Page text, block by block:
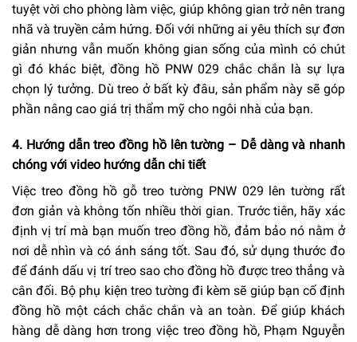
tuyệt vời cho phòng làm việc, giúp không gian trở nên trang
nhã và truyền cảm hứng. Đối với những ai yêu thích sự đơn
giản nhưng vẫn muốn không gian sống của mình có chút
gì đó khác biệt, đồng hồ PNW 029 chắc chắn là sự lựa
chọn lý tưởng. Dù treo ở bất kỳ đâu, sản phẩm này sẽ góp
phần nâng cao giá trị thẩm mỹ cho ngôi nhà của bạn.
4. Hướng dẫn treo đồng hồ lên tường – Dễ dàng và nhanh
chóng với video hướng dẫn chi tiết
Việc treo đồng hồ gỗ treo tường PNW 029 lên tường rất
đơn giản và không tốn nhiều thời gian. Trước tiên, hãy xác
định vị trí mà bạn muốn treo đồng hồ, đảm bảo nó nằm ở
nơi dễ nhìn và có ánh sáng tốt. Sau đó, sử dụng thước đo
để đánh dấu vị trí treo sao cho đồng hồ được treo thẳng và
cân đối. Bộ phụ kiện treo tường đi kèm sẽ giúp bạn cố định
đồng hồ một cách chắc chắn và an toàn. Để giúp khách
hàng dễ dàng hơn trong việc treo đồng hồ, Phạm Nguyễn